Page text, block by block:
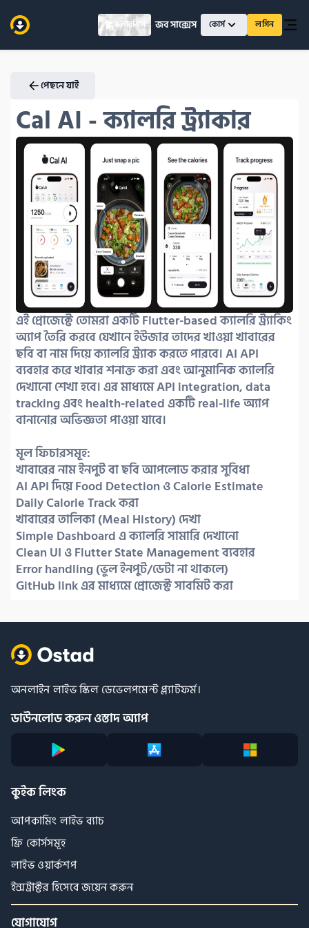
স্কলারশিপ জব সাক্সেস কোর্স লগিন
পেছনে যাই
Cal AI - ক্যালরি ট্র্যাকার
এই প্রোজেক্টে তোমরা একটি Flutter-based ক্যালরি ট্র্যাকিং
অ্যাপ তৈরি করবে যেখানে ইউজার তাদের খাওয়া খাবারের
ছবি বা নাম দিয়ে ক্যালরি ট্র্যাক করতে পারবে। AI API
ব্যবহার করে খাবার শনাক্ত করা এবং আনুমানিক ক্যালরি
দেখানো শেখা হবে। এর মাধ্যমে API integration, data
tracking এবং health-related একটি real-life অ্যাপ
বানানোর অভিজ্ঞতা পাওয়া যাবে।
মূল ফিচারসমূহ:
খাবারের নাম ইনপুট বা ছবি আপলোড করার সুবিধা
AI API দিয়ে Food Detection ও Calorie Estimate
Daily Calorie Track করা
খাবারের তালিকা (Meal History) দেখা
Simple Dashboard এ ক্যালরি সামারি দেখানো
Clean UI ও Flutter State Management ব্যবহার
Error handling (ভুল ইনপুট/ডেটা না থাকলে)
GitHub link এর মাধ্যমে প্রোজেক্ট সাবমিট করা
অনলাইন লাইভ স্কিল ডেভেলপমেন্ট প্ল্যাটফর্ম।
ডাউনলোড করুন ওস্তাদ অ্যাপ
কুইক লিংক
আপকামিং লাইভ ব্যাচ
ফ্রি কোর্সসমূহ
লাইভ ওয়ার্কশপ
ইন্সট্রাক্টর হিসেবে জয়েন করুন
যোগাযোগ